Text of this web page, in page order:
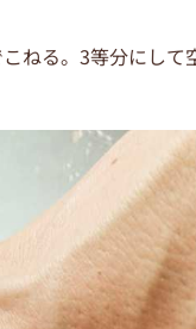
ねる。3等分にし